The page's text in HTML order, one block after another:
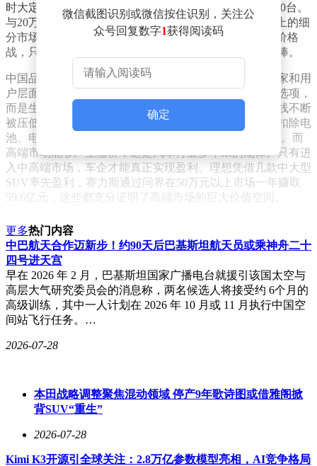
时大定就突破万辆，泰山X8预售53分钟订单也超过15000台。
与20万元以下中低端市场的激烈“血战”不同，40万元以上的细
分市场呈现出一种独特的“健康”态势，这里没有残酷的价格
战，只有中国品牌的集体向上突破，以及用户的热烈追捧。
中国品牌集体冲击40万元以上市场，背后有着深刻的厂家和用
户层面的原因。从厂家角度来看，品牌向上已不再是可选项，
而是生存的必然选择。中低端市场竞争异常残酷，成本线不断
被压低，利润微薄。以一台售价15万元的电动车为例，扣除电
池、电机、电控等核心部件成本后，净利润往往不足5%。而
高端市场能够产生溢价，这是汽车行业多年来的规律。只有进
入中高端市场，车企才能真正实现盈利。理想凭借几款中大型
SUV率先盈利，赛力斯通过问界在50万元以上市场一年赚取
59.6亿元，这些都充分证明了高端市场的巨大价值空间。
在40万元以下市场，车企不仅要与比亚迪、特斯拉、小米等众
多对手竞争，价格战也会让利润被压缩到极限。而高于40万元
的市场，大家无需在内部恶性竞争，可以共同挑战BBA等传
统豪华品牌，市场容量足够容纳多个品牌和平共处、各取所
需。
从用户层面来看，多孩家庭需要大车只是表面原因，更深层次
的是国人对国产高端车的接受度日益提高。如今的国产高端新
能源车，配置堪称豪华。三电机成为基础配置，四电机也不罕
术，让消费者难以抗拒。尽管各家产品存在一定程度的同质
化，很多技术和配置也并非高频刚需，但消费者看到价格后，
仍会觉得物有所值，因为这些车带来的情绪价值十分到位。
微信截图识别或微信按住识别，关注公
众号回复数字1获得阅读码
确定
更多热门内容
中巴航天合作迈新步！约90天后巴基斯坦航天员或乘神舟二十
四号进天宫
早在 2026 年 2 月，巴基斯坦国家广播电台就援引该国太空与
高层大气研究委员会的消息称，两名候选人将接受约 6个月的
高级训练，其中一人计划在 2026 年 10 月或 11 月执行中国空
间站飞行任务。…
2026-07-28
本田战略调整聚焦混动领域 停产9年歌诗图或借雅阁掀
背SUV“重生”
2026-07-28
Kimi K3开源引全球关注：2.8万亿参数模型亮相，AI竞争格局